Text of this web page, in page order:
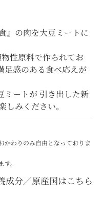
』の肉を大豆ミートに
性原料で作られてお
足感のある食べ応えが
ミートが 引き出した新
みください。
わりのみ自由となっておりま
。
成分／原産国はこちら